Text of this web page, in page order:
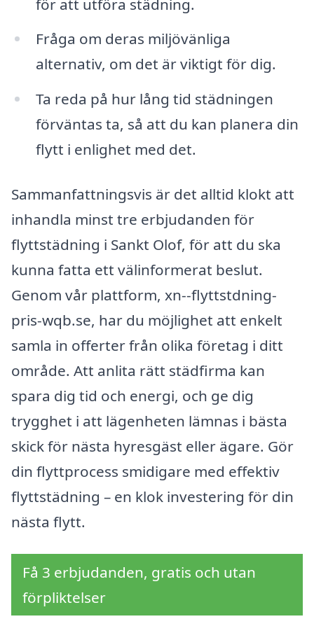
Fråga om deras miljövänliga
alternativ, om det är viktigt för dig.
Ta reda på hur lång tid städningen
förväntas ta, så att du kan planera din
flytt i enlighet med det.
Sammanfattningsvis är det alltid klokt att
inhandla minst tre erbjudanden för
flyttstädning i Sankt Olof, för att du ska
kunna fatta ett välinformerat beslut.
Genom vår plattform, xn--flyttstdning-
pris-wqb.se, har du möjlighet att enkelt
samla in offerter från olika företag i ditt
område. Att anlita rätt städfirma kan
spara dig tid och energi, och ge dig
trygghet i att lägenheten lämnas i bästa
skick för nästa hyresgäst eller ägare. Gör
din flyttprocess smidigare med effektiv
flyttstädning – en klok investering för din
nästa flytt.
Få 3 erbjudanden, gratis och utan
förpliktelser